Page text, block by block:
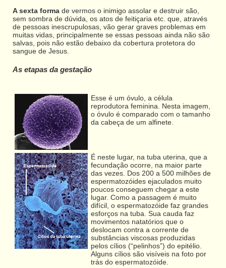
A sexta forma de vermos o inimigo assolar e destruir são,
sem sombra de dúvida, os atos de feitiçaria etc. que, através
de pessoas inescrupulosas, vão gerar graves problemas em
muitas vidas, principalmente se essas pessoas ainda não são
salvas, pois não estão debaixo da cobertura protetora do
sangue de Jesus.
As etapas da gestação
Esse é um óvulo, a célula
reprodutora feminina. Nesta imagem,
o óvulo é comparado com o tamanho
da cabeça de um alfinete.
É neste lugar, na tuba uterina, que a
fecundação ocorre, na maior parte
das vezes. Dos 200 a 500 milhões de
espermatozóides ejaculados muito
poucos conseguem chegar a este
lugar. Como a passagem é muito
difícil, o espermatozóide faz grandes
esforços na tuba. Sua cauda faz
movimentos natatórios que o
deslocam contra a corrente de
substâncias viscosas produzidas
pelos cílios (“pelinhos”) do epitélio.
Alguns cílios são visíveis na foto por
trás do espermatozóide.